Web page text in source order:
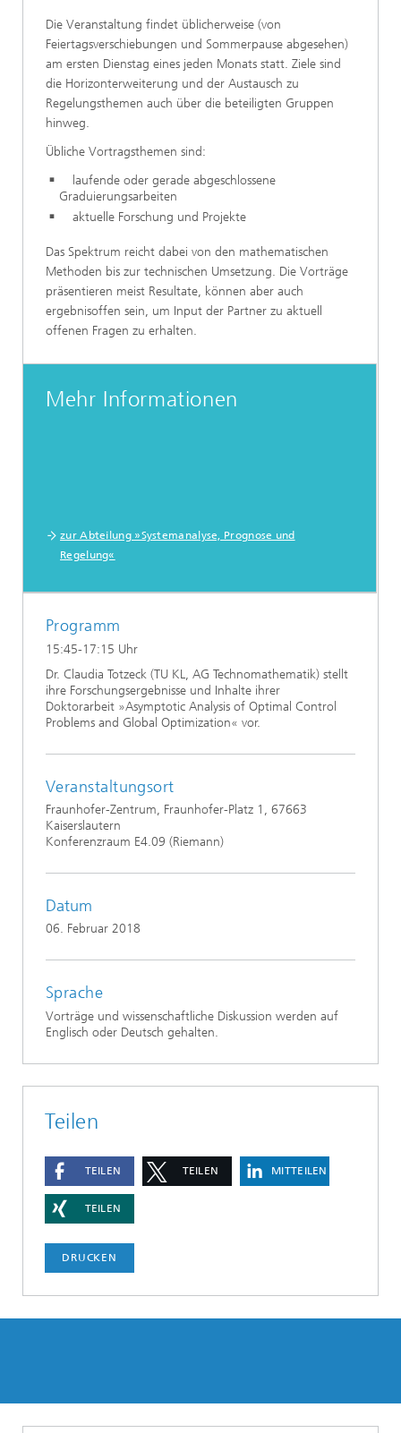
Die Veranstaltung findet üblicherweise (von
Feiertagsverschiebungen und Sommerpause abgesehen)
am ersten Dienstag eines jeden Monats statt. Ziele sind
die Horizonterweiterung und der Austausch zu
Regelungsthemen auch über die beteiligten Gruppen
hinweg.
Übliche Vortragsthemen sind:
laufende oder gerade abgeschlossene
Graduierungsarbeiten
aktuelle Forschung und Projekte
Das Spektrum reicht dabei von den mathematischen
Methoden bis zur technischen Umsetzung. Die Vorträge
präsentieren meist Resultate, können aber auch
ergebnisoffen sein, um Input der Partner zu aktuell
offenen Fragen zu erhalten.
Mehr Informationen
zur Abteilung »Systemanalyse, Prognose und
Regelung«
Programm
15:45-17:15 Uhr
Dr. Claudia Totzeck (TU KL, AG Technomathematik) stellt
ihre Forschungsergebnisse und Inhalte ihrer
Doktorarbeit »Asymptotic Analysis of Optimal Control
Problems and Global Optimization« vor.
Veranstaltungsort
Fraunhofer-Zentrum, Fraunhofer-Platz 1, 67663
Kaiserslautern
Konferenzraum E4.09 (Riemann)
Datum
06. Februar 2018
Sprache
Vorträge und wissenschaftliche Diskussion werden auf
Englisch oder Deutsch gehalten.
Teilen
TEILEN TEILEN MITTEILEN
TEILEN
DRUCKEN